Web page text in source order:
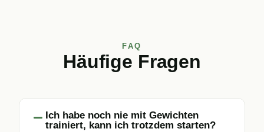
FAQ
Häufige Fragen
Ich habe noch nie mit Gewichten
trainiert, kann ich trotzdem starten?